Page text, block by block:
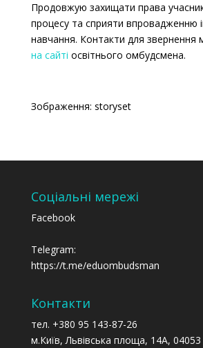
Продовжую захищати права
процесу та сприяти впровадженню
навчання. Контакти для звернення
на сайті освітнього омбудсмена.
Зображення: storyset
Соціальні мережі
Facebook
Telegram:
https://t.me/eduombudsman
Контакти
тел. +380 95 143-87-26
м.Київ, Львівська площа, 14А, 04053